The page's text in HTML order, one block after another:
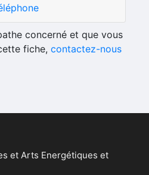
concerné et que vous
fiche, contactez-nous
et Arts Energétiques et